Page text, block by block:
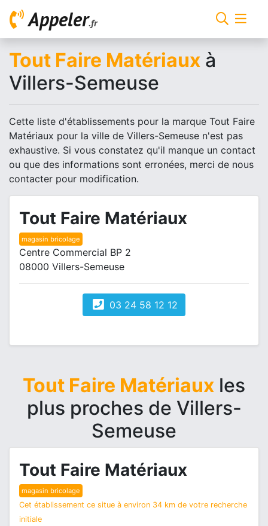
Appeler.fr
Tout Faire Matériaux à
Villers-Semeuse
Cette liste d'établissements pour la marque Tout Faire
Matériaux pour la ville de Villers-Semeuse n'est pas
exhaustive. Si vous constatez qu'il manque un contact
ou que des informations sont erronées, merci de nous
contacter pour modification.
Tout Faire Matériaux
magasin bricolage
Centre Commercial BP 2
08000 Villers-Semeuse
03 24 58 12 12
Tout Faire Matériaux les
plus proches de Villers-
Semeuse
Tout Faire Matériaux
magasin bricolage
Cet établissement ce situe à environ 34 km de votre recherche
initiale